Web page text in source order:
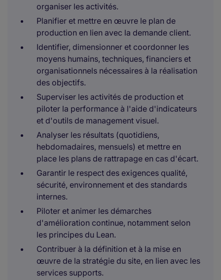
organiser les activités.
Planifier et mettre en œuvre le plan de
production en lien avec la demande client.
Identifier, dimensionner et coordonner les
moyens humains, techniques, financiers et
organisationnels nécessaires à la réalisation
des objectifs.
Superviser les activités de production et
piloter la performance à l'aide d'indicateurs
et d'outils de management visuel.
Analyser les résultats (quotidiens,
hebdomadaires, mensuels) et mettre en
place les plans de rattrapage en cas d'écart.
Garantir le respect des exigences qualité,
sécurité, environnement et des standards
internes.
Piloter et animer les démarches
d'amélioration continue, notamment selon
les principes du Lean.
Contribuer à la définition et à la mise en
œuvre de la stratégie du site, en lien avec les
services supports.